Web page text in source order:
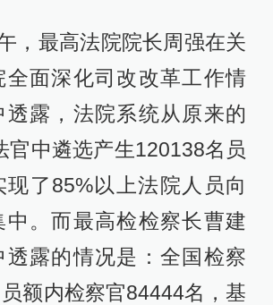
，最高法院院长周强在关
全面深化司改改革工作情
透露，法院系统从原来的
官中遴选产生120138名员
现了85%以上法院人员向
中。而最高检检察长曹建
透露的情况是：全国检察
额内检察官84444名，基